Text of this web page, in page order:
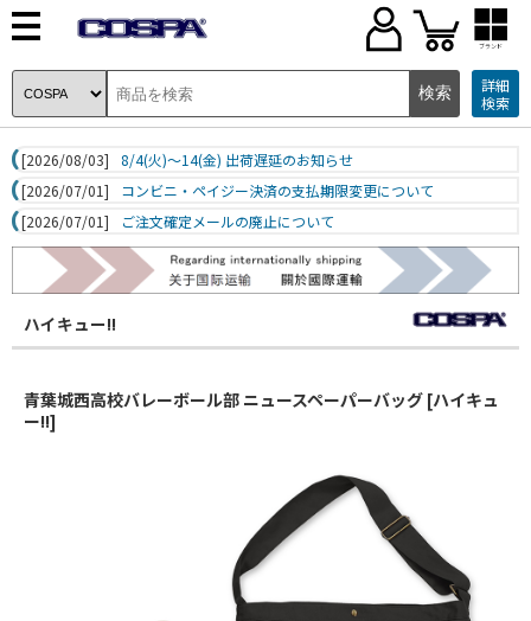
ブランド
詳細
検索
[2026/08/03]
8/4(火)～14(金) 出荷遅延のお知らせ
[2026/07/01]
コンビニ・ペイジー決済の支払期限変更について
[2026/07/01]
ご注文確定メールの廃止について
ハイキュー!!
青葉城西高校バレーボール部 ニュースペーパーバッグ [ハイキュ
ー!!]